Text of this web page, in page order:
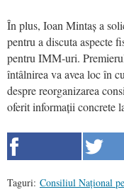
În plus, Ioan Mintaș a
pentru a discuta aspecte
pentru IMM-uri.
întâlnirea va avea loc în
despre reorganizarea
oferit informații concrete
Taguri: Consiliul Național